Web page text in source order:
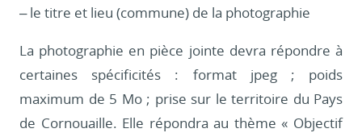
– le titre et lieu (commune) de la photographie
La photographie en pièce jointe devra répondre à
certaines spécificités : format jpeg ; poids
maximum de 5 Mo ; prise sur le territoire du Pays
de Cornouaille. Elle répondra au thème « Objectif